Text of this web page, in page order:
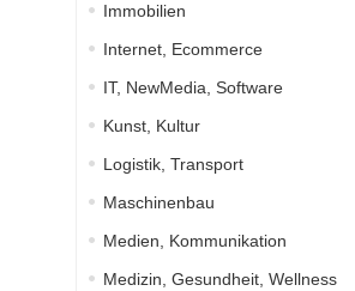
Immobilien
Internet, Ecommerce
IT, NewMedia, Software
Kunst, Kultur
Logistik, Transport
Maschinenbau
Medien, Kommunikation
Medizin, Gesundheit, Wellness